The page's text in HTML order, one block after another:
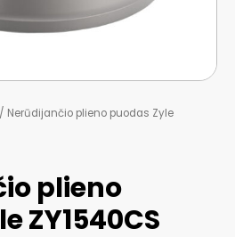
/ Nerūdijančio plieno puodas Zyle
plieno
ZY1540CS